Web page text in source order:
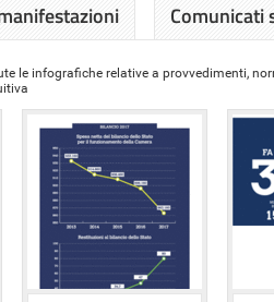
Comunicati
le infografiche relative a provvedimenti,